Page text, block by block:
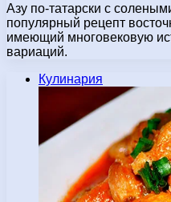
Азу по-татарски с
популярный рецепт
имеющий многовековую
вариаций.
Кулинария